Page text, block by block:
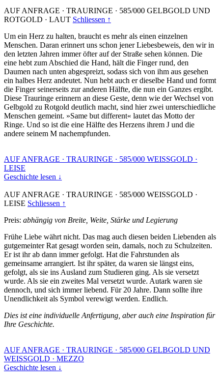
AUF ANFRAGE · TRAURINGE · 585/000 GELBGOLD UND
ROTGOLD · LAUT Schliessen ↑
Um ein Herz zu halten, braucht es mehr als einen einzelnen
Menschen. Daran erinnert uns schon jener Liebesbeweis, den wir in
den letzten Jahren immer öfter auf der Straße sehen können. Die
eine hebt zum Abschied die Hand, hält die Finger rund, den
Daumen nach unten abgespreizt, sodass sich von ihm aus gesehen
ein halbes Herz andeutet. Nun hebt auch er dieselbe Hand und formt
die Finger seinerseits zur anderen Hälfte, die nun ein Ganzes ergibt.
Diese Trauringe erinnern an diese Geste, denn wie der Wechsel von
Gelbgold zu Rotgold deutlich macht, sind hier zwei unterschiedliche
Menschen gemeint. »Same but different« lautet das Motto der
Ringe. Und so ist die eine Hälfte des Herzens ihrem J und die
andere seinem M nachempfunden.
AUF ANFRAGE · TRAURINGE · 585/000 WEISSGOLD ·
LEISE
Geschichte lesen ↓
AUF ANFRAGE · TRAURINGE · 585/000 WEISSGOLD ·
LEISE Schliessen ↑
Preis: abhängig von Breite, Weite, Stärke und Legierung
Frühe Liebe währt nicht. Das mag auch diesen beiden Liebenden als
gutgemeinter Rat gesagt worden sein, damals, noch zu Schulzeiten.
Er ist ihr ab dann immer gefolgt. Hat die Fahrstunden als
gemeinsame arrangiert. Ist ihr später, da waren sie längst eins,
gefolgt, als sie ins Ausland zum Studieren ging. Als sie versetzt
wurde. Als sie ein zweites Mal versetzt wurde. Autark waren sie
dennoch, und sich immer liebend. Für 20 Jahre. Dann sollte ihre
Unendlichkeit als Symbol verewigt werden. Endlich.
Dies ist eine individuelle Anfertigung, aber auch eine Inspiration für
Ihre Geschichte.
AUF ANFRAGE · TRAURINGE · 585/000 GELBGOLD UND
WEISSGOLD · MEZZO
Geschichte lesen ↓